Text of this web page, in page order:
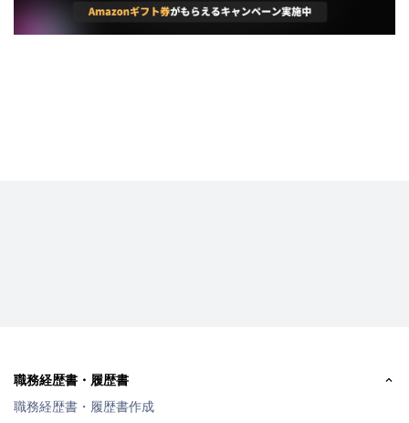
職務経歴書・履歴書
職務経歴書・履歴書作成